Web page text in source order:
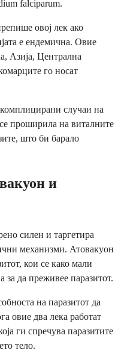
falciparum.
овој лек ако
е ендемична. Овие
Азија, Централна
го носат
случаи на
проширила на виталните
што би барало
и
силен и таргетира
механизми. Атовакуон
кои се како мали
за да преживее паразитот.
на паразитот да
овие два лека работат
ги спречува паразитите
тело.